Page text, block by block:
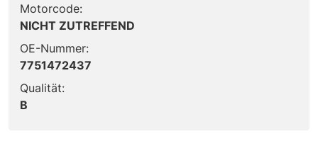
Motorcode:
NICHT ZUTREFFEND
OE-Nummer:
7751472437
Qualität:
B